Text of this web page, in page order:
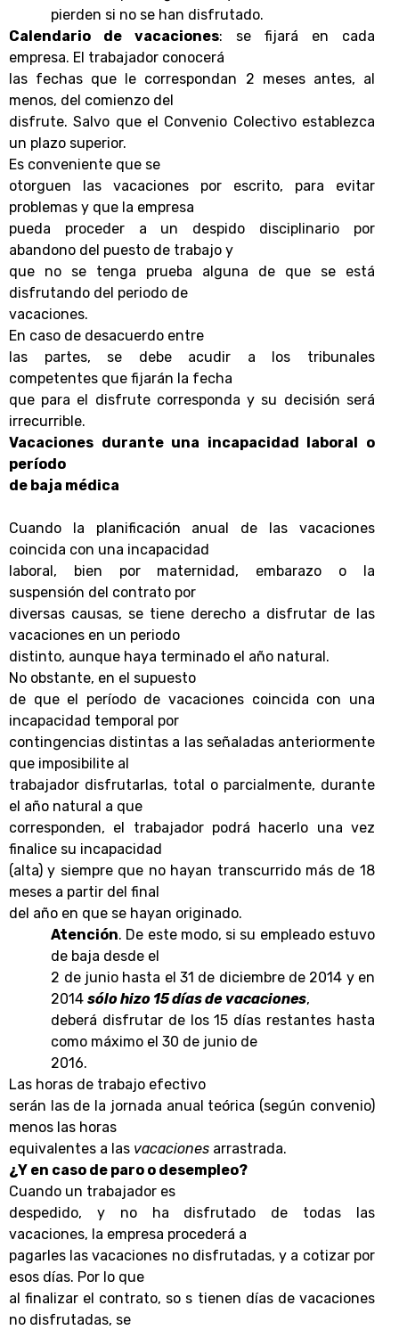
pierden si no se han disfrutado.
Calendario de vacaciones: se fijará en cada
empresa. El trabajador conocerá
las fechas que le correspondan 2 meses antes, al
menos, del comienzo del
disfrute. Salvo que el Convenio Colectivo establezca
un plazo superior.
Es conveniente que se
otorguen las vacaciones por escrito, para evitar
problemas y que la empresa
pueda proceder a un despido disciplinario por
abandono del puesto de trabajo y
que no se tenga prueba alguna de que se está
disfrutando del periodo de
vacaciones.
En caso de desacuerdo entre
las partes, se debe acudir a los tribunales
competentes que fijarán la fecha
que para el disfrute corresponda y su decisión será
irrecurrible.
Vacaciones durante una incapacidad laboral o
período
de baja médica
Cuando la planificación anual de las vacaciones
coincida con una incapacidad
laboral, bien por maternidad, embarazo o la
suspensión del contrato por
diversas causas, se tiene derecho a disfrutar de las
vacaciones en un periodo
distinto, aunque haya terminado el año natural.
No obstante, en el supuesto
de que el período de vacaciones coincida con una
incapacidad temporal por
contingencias distintas a las señaladas anteriormente
que imposibilite al
trabajador disfrutarlas, total o parcialmente, durante
el año natural a que
corresponden, el trabajador podrá hacerlo una vez
finalice su incapacidad
(alta) y siempre que no hayan transcurrido más de 18
meses a partir del final
del año en que se hayan originado.
Atención. De este modo, si su empleado estuvo
de baja desde el
2 de junio hasta el 31 de diciembre de 2014 y en
2014sólo hizo 15 días de vacaciones,
deberá disfrutar de los 15 días restantes hasta
como máximo el 30 de junio de
2016.
Las horas de trabajo efectivo
serán las de la jornada anual teórica (según convenio)
menos las horas
equivalentes a las vacaciones arrastrada.
¿Y en caso de paro o desempleo?
Cuando un trabajador es
despedido, y no ha disfrutado de todas las
vacaciones, la empresa procederá a
pagarles las vacaciones no disfrutadas, y a cotizar por
esos días. Por lo que
al finalizar el contrato, so s tienen días de vacaciones
no disfrutadas, se